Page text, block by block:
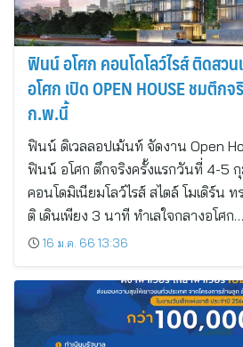
ฟินน์ อโศก คอนโดโลว์ไรส์ ติดสว
อโศก เปิด OPEN HOUSE ชมตึก
ก.พ.นี้
ฟินน์ ดิเวลลอปเม้นท์ จัดงาน Open
ฟินน์ อโศก ตึกจริงครั้งแรกวันที่ 4-5
คอนโดมิเนียมโลว์ไรส์ สไตล์ โมเดิร์น
ติ เดินเพียง 3 นาที ทำเลใจกลางอโศก…
16 ม.ค. 66 13:36